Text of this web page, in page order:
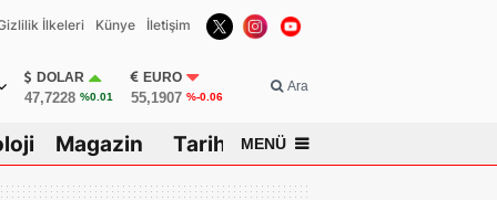
İlkeleri Künye İletişim
DOLAR
47,7228 %0.01
EURO
55,1907 %-0.06
Ara
Magazin Tarih MENÜ